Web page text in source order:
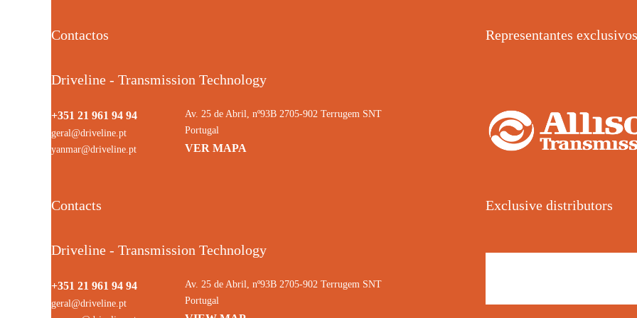
Contactos
Driveline - Transmission Technology
+351 21 961 94 94
geral@driveline.pt
yanmar@driveline.pt
Av. 25 de Abril, nº93B 2705-902 Terrugem SNT
Portugal
VER MAPA
Representantes exclusivos
Contacts
Driveline - Transmission Technology
+351 21 961 94 94
geral@driveline.pt
Av. 25 de Abril, nº93B 2705-902 Terrugem SNT
Portugal
Exclusive distributors